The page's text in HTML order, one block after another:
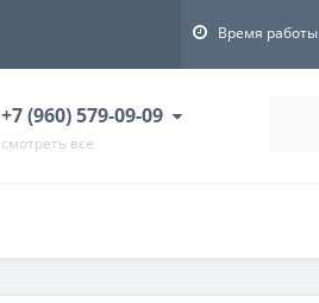
Время работы
+7 (960) 579-09-09
смотреть все